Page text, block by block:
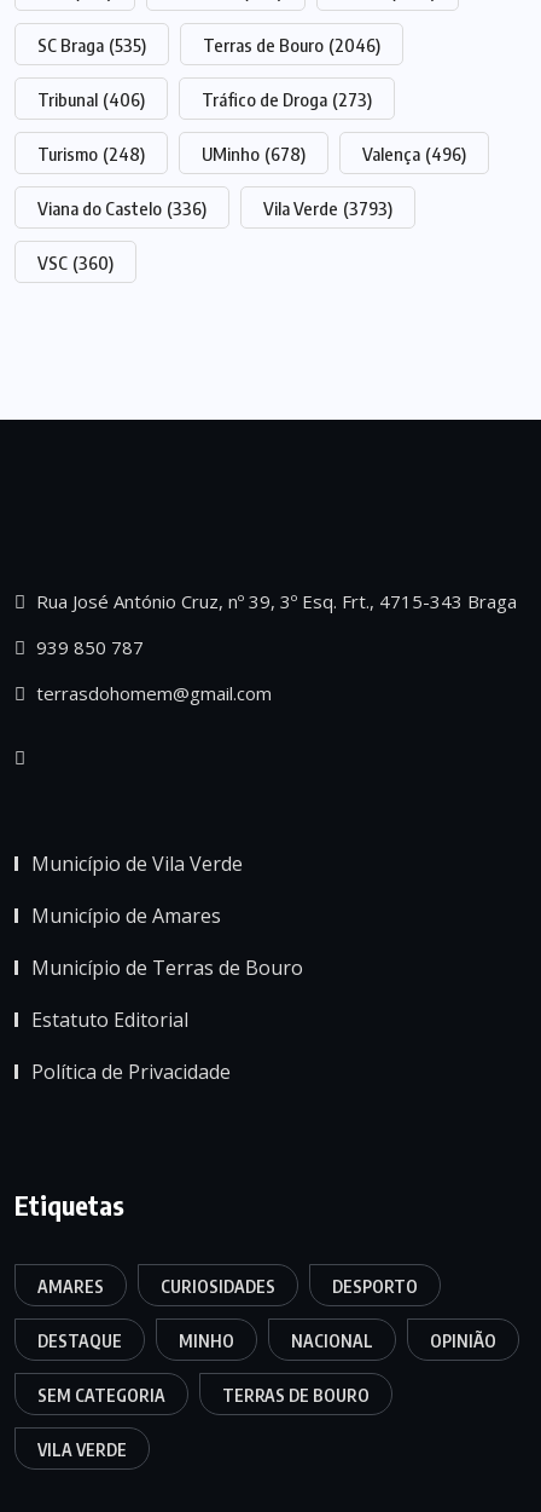
SC Braga (535) Terras de Bouro (2046)
Tribunal (406) Tráfico de Droga (273)
Turismo (248) UMinho (678) Valença (496)
Viana do Castelo (336) Vila Verde (3793)
VSC (360)
Rua José António Cruz, nº 39, 3º Esq. Frt., 4715-343 Braga
939 850 787
terrasdohomem@gmail.com
Município de Vila Verde
Município de Amares
Município de Terras de Bouro
Estatuto Editorial
Política de Privacidade
Etiquetas
AMARES CURIOSIDADES DESPORTO
DESTAQUE MINHO NACIONAL OPINIÃO
SEM CATEGORIA TERRAS DE BOURO
VILA VERDE